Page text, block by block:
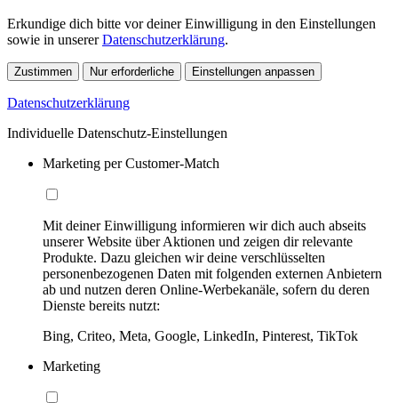
Erkundige dich bitte vor deiner Einwilligung in den Einstellungen
sowie in unsererDatenschutzerklärung.
Zustimmen Nur erforderliche Einstellungen anpassen
Datenschutzerklärung
Individuelle Datenschutz-Einstellungen
Marketing per Customer-Match
Mit deiner Einwilligung informieren wir dich auch abseits
unserer Website über Aktionen und zeigen dir relevante
Produkte. Dazu gleichen wir deine verschlüsselten
personenbezogenen Daten mit folgenden externen Anbietern
ab und nutzen deren Online-Werbekanäle, sofern du deren
Dienste bereits nutzt:
Bing, Criteo, Meta, Google, LinkedIn, Pinterest, TikTok
Marketing